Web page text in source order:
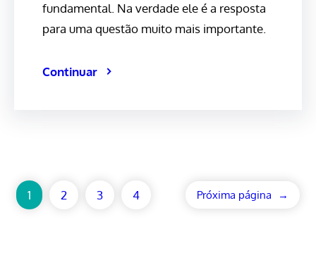
fundamental. Na verdade ele é a resposta
para uma questão muito mais importante.
Continuar
1 2 3 4 Próxima página →